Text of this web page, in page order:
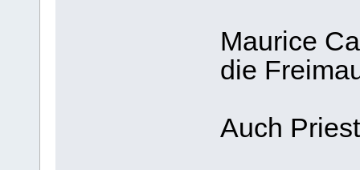
Maurice
die
Auch